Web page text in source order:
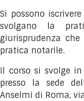
Si possono
svolgano la
giurisprudenza
pratica notarile.
Il corso si svolge in
presso la sede
Anselmi di Roma,